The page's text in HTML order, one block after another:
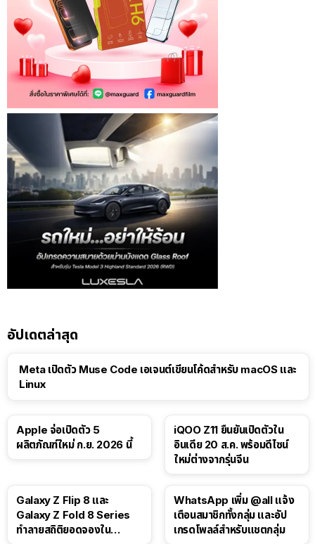
อัปเดตล่าสุด
Meta เปิดตัว Muse Code เอเจนต์เขียนโค้ดสำหรับ macOS และ
Linux
Apple จ่อเปิดตัว 5
ผลิตภัณฑ์ใหม่ ก.ย. 2026 นี้
iQOO Z11 ยืนยันเปิดตัวใน
อินเดีย 20 ส.ค. พร้อมดีไซน์
ใหม่ต่างจากรุ่นจีน
Galaxy Z Flip 8 และ
Galaxy Z Fold 8 Series
ทำลายสถิติยอดจองใน
WhatsApp เพิ่ม @all แจ้ง
เตือนสมาชิกทั้งกลุ่ม และอัป
เกรดโพลล์สำหรับแชตกลุ่ม